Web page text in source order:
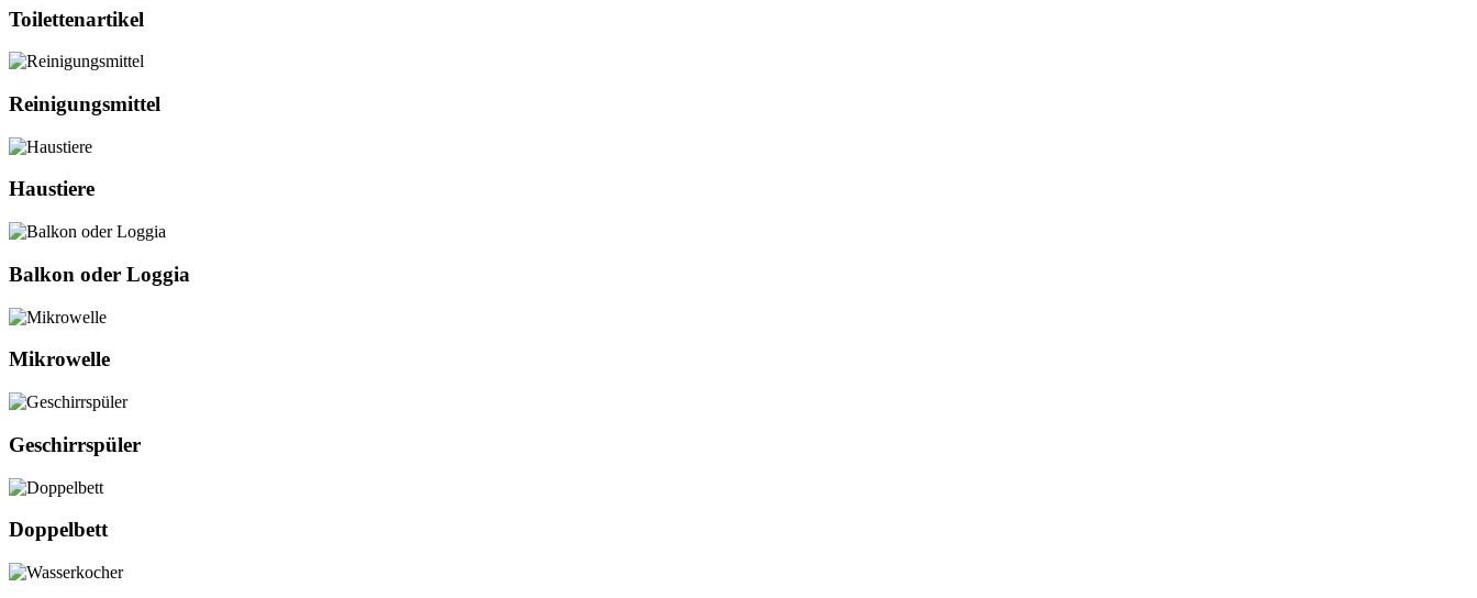
Toilettenartikel
Reinigungsmittel
Haustiere
Balkon oder Loggia
Mikrowelle
Geschirrspüler
Doppelbett